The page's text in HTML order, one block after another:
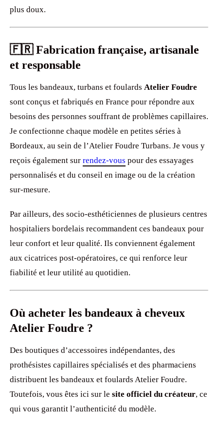
plus doux.
🇫🇷 Fabrication française, artisanale
et responsable
Tous les bandeaux, turbans et foulards Atelier Foudre
sont conçus et fabriqués en France pour répondre aux
besoins des personnes souffrant de problèmes capillaires.
Je confectionne chaque modèle en petites séries à
Bordeaux, au sein de l’Atelier Foudre Turbans. Je vous y
reçois également sur rendez-vous pour des essayages
personnalisés et du conseil en image ou de la création
sur-mesure.
Par ailleurs, des socio-esthéticiennes de plusieurs centres
hospitaliers bordelais recommandent ces bandeaux pour
leur confort et leur qualité. Ils conviennent également
aux cicatrices post-opératoires, ce qui renforce leur
fiabilité et leur utilité au quotidien.
Où acheter les bandeaux à cheveux
Atelier Foudre ?
Des boutiques d’accessoires indépendantes, des
prothésistes capillaires spécialisés et des pharmaciens
distribuent les bandeaux et foulards Atelier Foudre.
Toutefois, vous êtes ici sur le site officiel du créateur, ce
qui vous garantit l’authenticité du modèle.